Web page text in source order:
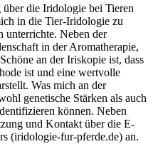
über die Iridologie bei Tieren
in die Tier-Iridologie zu
unterrichte. Neben der
in der Aromatherapie,
an der Iriskopie ist, dass
ist und eine wertvolle
Was mich an der
genetische Stärken als auch
können. Neben
und Kontakt über die E-
(iridologie-fur-pferde.de) an.